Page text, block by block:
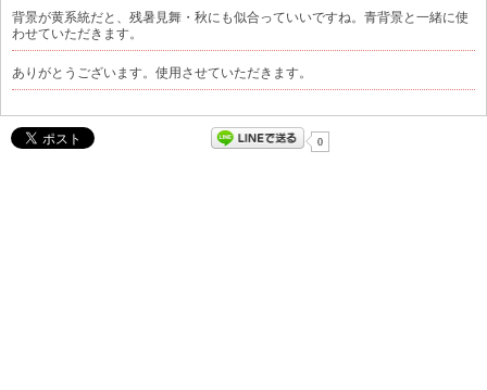
背景が黄系統だと、残暑見舞・秋にも似合っていいですね。青背景と一緒に使
わせていただきます。
ありがとうございます。使用させていただきます。
0